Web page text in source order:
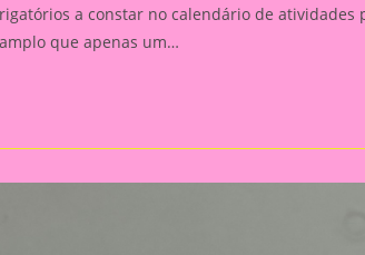
a constar no calendário de
que apenas um…